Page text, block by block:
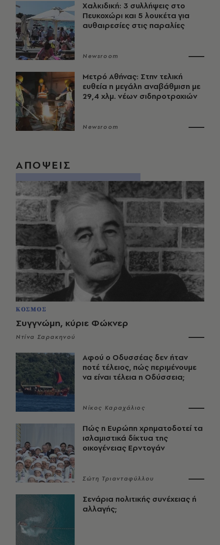
Χαλκιδική: 3 συλλήψεις στο
Πευκοχώρι και 5 λουκέτα για
αυθαιρεσίες στις παραλίες
Newsroom
Μετρό Αθήνας: Στην τελική
ευθεία η μεγάλη αναβάθμιση με
29,4 χλμ. νέων σιδηροτροχιών
Newsroom
ΑΠΟΨΕΙΣ
ΚΟΣΜΟΣ
Συγγνώμη, κύριε Φώκνερ
Ντίνα Σαρακηνού
Αφού ο Οδυσσέας δεν ήταν
ποτέ τέλειος, πώς περιμένουμε
να είναι τέλεια η Οδύσσεια;
Νίκος Καραχάλιος
Πώς η Ευρώπη χρηματοδοτεί τα
ισλαμιστικά δίκτυα της
οικογένειας Ερντογάν
Σώτη Τριανταφύλλου
Σενάρια πολιτικής συνέχειας ή
αλλαγής;